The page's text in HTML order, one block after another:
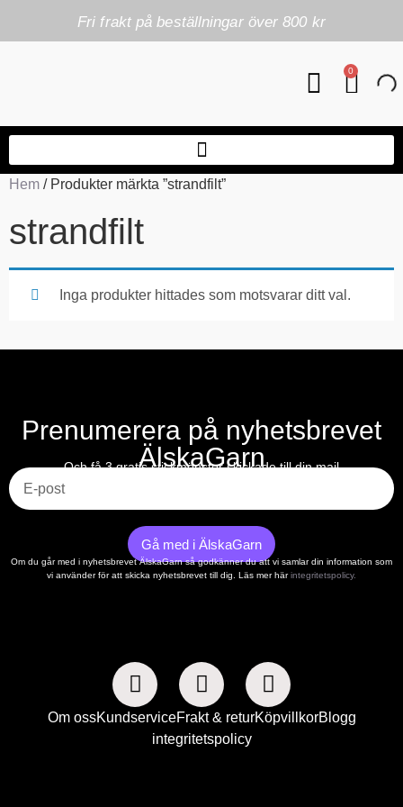
Fri frakt på beställningar över 800 kr
0
Hem / Produkter märkta ”strandfilt”
strandfilt
Inga produkter hittades som motsvarar ditt val.
Prenumerera på nyhetsbrevet
ÄlskaGarn
Och få 3 gratis stickmönster skickade till din mail
Gå med i ÄlskaGarn
Om du går med i nyhetsbrevet ÄlskaGarn så godkänner du att vi samlar din information som
vi använder för att skicka nyhetsbrevet till dig. Läs mer härintegritetspolicy.
Om ossKundserviceFrakt & returKöpvillkorBlogg
integritetspolicy